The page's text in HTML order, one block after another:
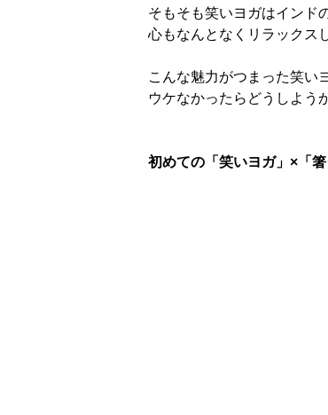
そもそも笑いヨガはインド
心もなんとなくリラックス
こんな魅力がつまった笑い
ウケなかったらどうしよう
初めての「笑いヨガ」×「